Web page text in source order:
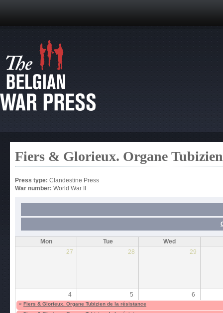
Fiers & Glorieux. Organe
Press type: Clandestine Press
War number: World War II
Mon Tue
Wed
27
28 29
4 5 6
« Fiers & Glorieux. Organe Tubizien de la résistance